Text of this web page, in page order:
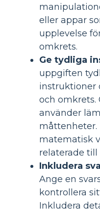
eller appar
upplevelse
omkrets.
Ge tydliga
uppgiften
instruktioner
och omkrets.
använder
måttenheter.
matematisk
relaterade till
Inkludera
Ange en
kontrollera
Inkludera